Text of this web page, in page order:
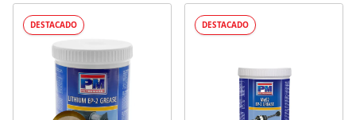
DESTACADO DESTACADO